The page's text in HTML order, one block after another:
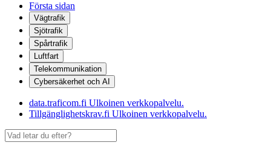
Första sidan
Vägtrafik
Sjötrafik
Spårtrafik
Luftfart
Telekommunikation
Cybersäkerhet och AI
data.traficom.fi Ulkoinen verkkopalvelu.
Tillgänglighetskrav.fi Ulkoinen verkkopalvelu.